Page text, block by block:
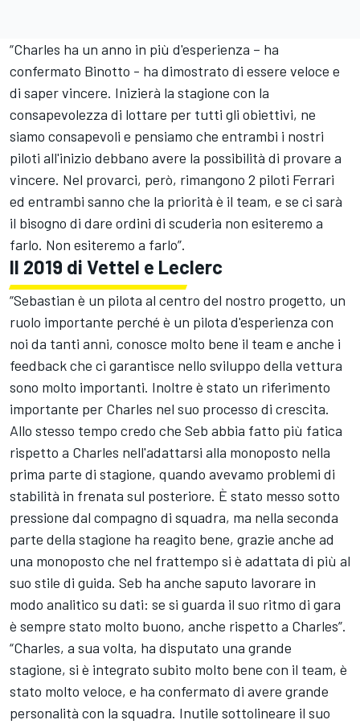
“Charles ha un anno in più d'esperienza – ha
confermato Binotto - ha dimostrato di essere veloce e
di saper vincere. Inizierà la stagione con la
consapevolezza di lottare per tutti gli obiettivi, ne
siamo consapevoli e pensiamo che entrambi i nostri
piloti all'inizio debbano avere la possibilità di provare a
vincere. Nel provarci, però, rimangono 2 piloti Ferrari
ed entrambi sanno che la priorità è il team, e se ci sarà
il bisogno di dare ordini di scuderia non esiteremo a
farlo. Non esiteremo a farlo”.
Il 2019 di Vettel e Leclerc
“Sebastian è un pilota al centro del nostro progetto, un
ruolo importante perché è un pilota d'esperienza con
noi da tanti anni, conosce molto bene il team e anche i
feedback che ci garantisce nello sviluppo della vettura
sono molto importanti. Inoltre è stato un riferimento
importante per Charles nel suo processo di crescita.
Allo stesso tempo credo che Seb abbia fatto più fatica
rispetto a Charles nell'adattarsi alla monoposto nella
prima parte di stagione, quando avevamo problemi di
stabilità in frenata sul posteriore. È stato messo sotto
pressione dal compagno di squadra, ma nella seconda
parte della stagione ha reagito bene, grazie anche ad
una monoposto che nel frattempo si è adattata di più al
suo stile di guida. Seb ha anche saputo lavorare in
modo analitico su dati: se si guarda il suo ritmo di gara
è sempre stato molto buono, anche rispetto a Charles”.
“Charles, a sua volta, ha disputato una grande
stagione, si è integrato subito molto bene con il team, è
stato molto veloce, e ha confermato di avere grande
personalità con la squadra. Inutile sottolineare il suo